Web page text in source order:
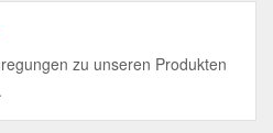
zu unseren Produkten